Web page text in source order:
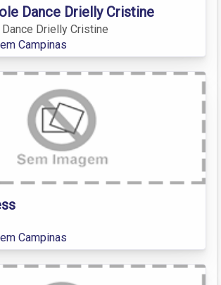
Dance Drielly Cristine
Drielly Cristine
Campinas
Campinas